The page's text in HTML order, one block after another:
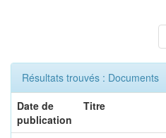
Résultats trouvés : Documents
Date de
publication
Titre